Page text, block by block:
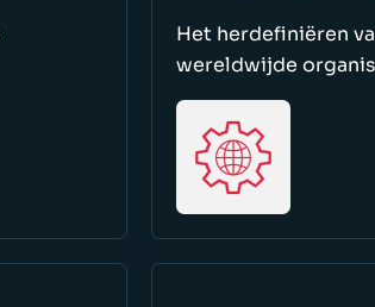
Het herdefiniëren
wereldwijde